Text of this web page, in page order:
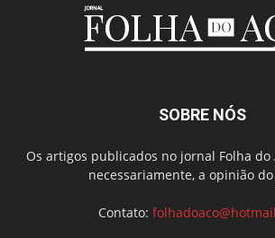
SOBRE NÓS
Os artigos publicados no jornal Folha do
necessariamente, a opinião
Contato: